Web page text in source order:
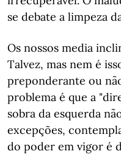
se debate a limpeza
Os nossos media
Talvez, mas nem é
preponderante ou
problema é que a
sobra da esquerda
excepções,
do poder em vigor é